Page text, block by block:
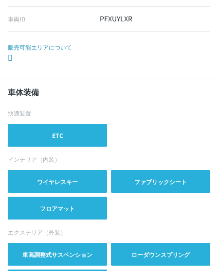
車両ID PFXUYLXR
販売可能エリアについて
車体装備
快適装置
ETC
インテリア（内装）
ワイヤレスキー ファブリックシート
フロアマット
エクステリア（外装）
車高調整式サスペンション ローダウンスプリング